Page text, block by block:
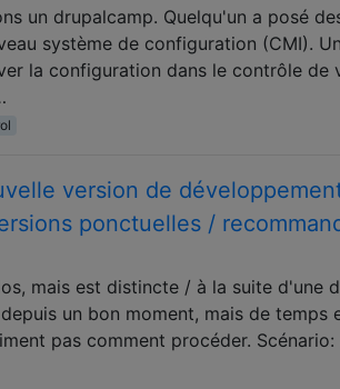
un drupalcamp. Quelqu'un a posé
système de configuration (CMI).
la configuration dans le contrôle de
version de
ponctuelles /
mais est distincte / à la suite d'une
un bon moment, mais de temps
pas comment procéder.